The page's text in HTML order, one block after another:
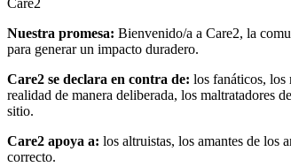
Care2
Nuestra promesa: Bienvenido/a a Care2, la
para generar un impacto duradero.
Care2 se declara en contra de: los fanáticos, los
realidad de manera deliberada, los maltratadores
sitio.
Care2 apoya a: los altruistas, los amantes de los
correcto.